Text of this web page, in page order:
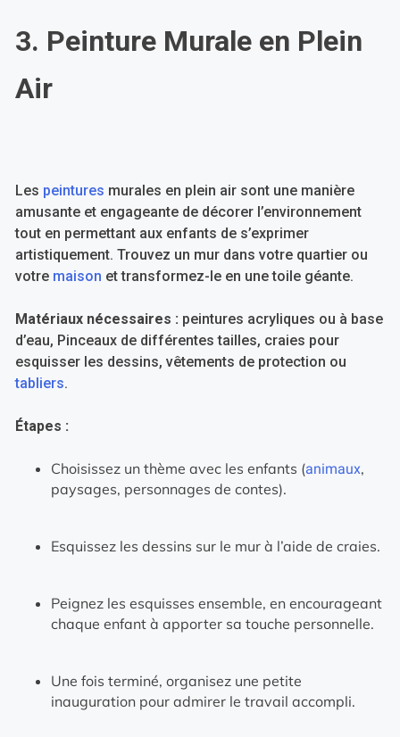
3. Peinture Murale en Plein
Air
Les peintures murales en plein air sont une manière
amusante et engageante de décorer l’environnement
tout en permettant aux enfants de s’exprimer
artistiquement. Trouvez un mur dans votre quartier ou
votre maison et transformez-le en une toile géante.
Matériaux nécessaires : peintures acryliques ou à base
d’eau, Pinceaux de différentes tailles, craies pour
esquisser les dessins, vêtements de protection ou
tabliers.
Étapes :
Choisissez un thème avec les enfants (animaux,
paysages, personnages de contes).
Esquissez les dessins sur le mur à l’aide de craies.
Peignez les esquisses ensemble, en encourageant
chaque enfant à apporter sa touche personnelle.
Une fois terminé, organisez une petite
inauguration pour admirer le travail accompli.